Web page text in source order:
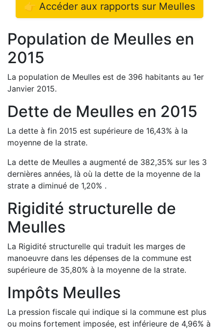
👉 Accéder aux rapports sur Meulles
Population de Meulles en
2015
La population de Meulles est de 396 habitants au 1er
Janvier 2015.
Dette de Meulles en 2015
La dette à fin 2015 est supérieure de 16,43% à la
moyenne de la strate.
La dette de Meulles a augmenté de 382,35% sur les 3
dernières années, là où la dette de la moyenne de la
strate a diminué de 1,20% .
Rigidité structurelle de
Meulles
La Rigidité structurelle qui traduit les marges de
manoeuvre dans les dépenses de la commune est
supérieure de 35,80% à la moyenne de la strate.
Impôts Meulles
La pression fiscale qui indique si la commune est plus
ou moins fortement imposée, est inférieure de 4,96% à